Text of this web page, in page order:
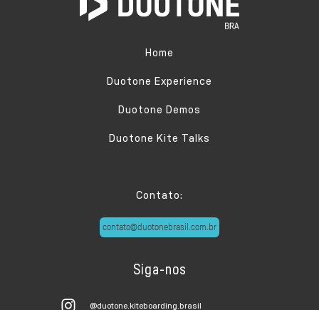
Home
Duotone Experience
Duotone Demos
Duotone Kite Talks
Contato:
contato@duotonebrasil.com.br
Siga-nos
@duotone.kiteboarding.brasil